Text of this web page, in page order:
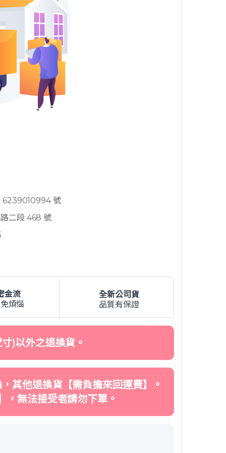
6239010994 號
二段 468 號
金流
煩惱
全新公司貨
品質有保證
)以外之退換貨。
其他退換貨【需負擔來回運費】。
，無法接受者請勿下單。